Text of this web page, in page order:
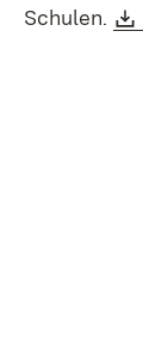
Schulen.